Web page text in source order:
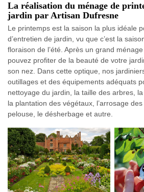
La réalisation du ménage de
jardin par Artisan Dufresne
Le printemps est la saison la plus idéale
d’entretien de jardin, vu que c’est la
floraison de l’été. Après un grand
pouvez profiter de la beauté de votre
son nez. Dans cette optique, nos
outillages et des équipements adéquats
nettoyage du jardin, la taille des arbres,
la plantation des végétaux, l’arrosage
pelouse, le désherbage et autre.